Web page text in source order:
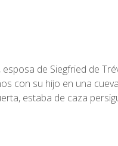
de Siegfried de
con su hijo en una
estaba de caza